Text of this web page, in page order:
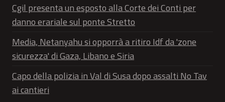
Cgil presenta un esposto alla Corte dei Conti per
danno erariale sul ponte Stretto
Media, Netanyahu si opporrà a ritiro Idf da 'zone
sicurezza' di Gaza, Libano e Siria
Capo della polizia in Val di Susa dopo assalti No Tav
ai cantieri